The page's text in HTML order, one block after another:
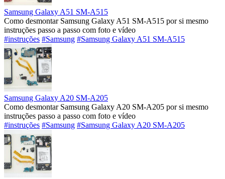
Samsung Galaxy A51 SM-A515
Como desmontar Samsung Galaxy A51 SM-A515 por si mesmo
instruções passo a passo com foto e vídeo
#instruções #Samsung #Samsung Galaxy A51 SM-A515
Samsung Galaxy A20 SM-A205
Como desmontar Samsung Galaxy A20 SM-A205 por si mesmo
instruções passo a passo com foto e vídeo
#instruções #Samsung #Samsung Galaxy A20 SM-A205